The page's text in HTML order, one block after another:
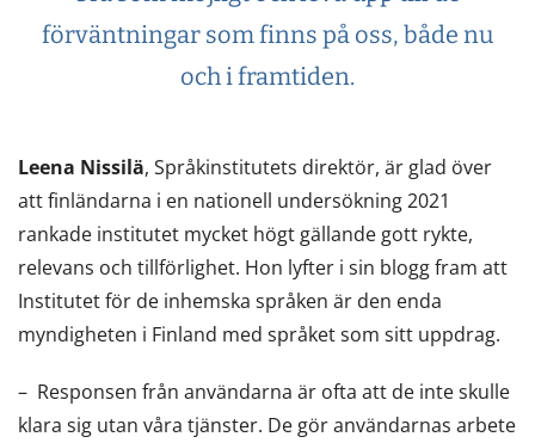
förväntningar som finns på oss, både nu
och i framtiden.
Leena Nissilä, Språkinstitutets direktör, är glad över
att finländarna i en nationell undersökning 2021
rankade institutet mycket högt gällande gott rykte,
relevans och tillförlighet. Hon lyfter i sin blogg fram att
Institutet för de inhemska språken är den enda
myndigheten i Finland med språket som sitt uppdrag.
– Responsen från användarna är ofta att de inte skulle
klara sig utan våra tjänster. De gör användarnas arbete